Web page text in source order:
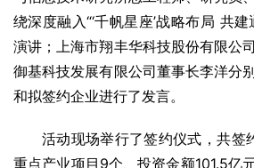
绕深度融入“‘千帆星座’战略布局 共
演讲；上海市翔丰华科技股份有限公
御基科技发展有限公司董事长李洋分
和拟签约企业进行了发言。
活动现场举行了签约仪式，共签
重点产业项目9个、投资金额101.5亿